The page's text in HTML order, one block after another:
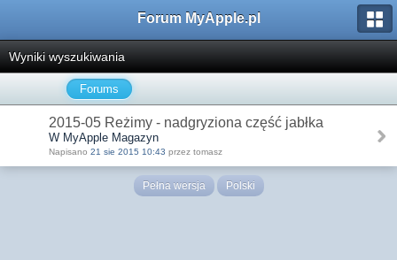
Forum MyApple.pl
Wyniki wyszukiwania
Forums
2015-05 Reżimy - nadgryziona część jabłka
W MyApple Magazyn
Napisano 21 sie 2015 10:43 przez tomasz
Pełna wersja Polski